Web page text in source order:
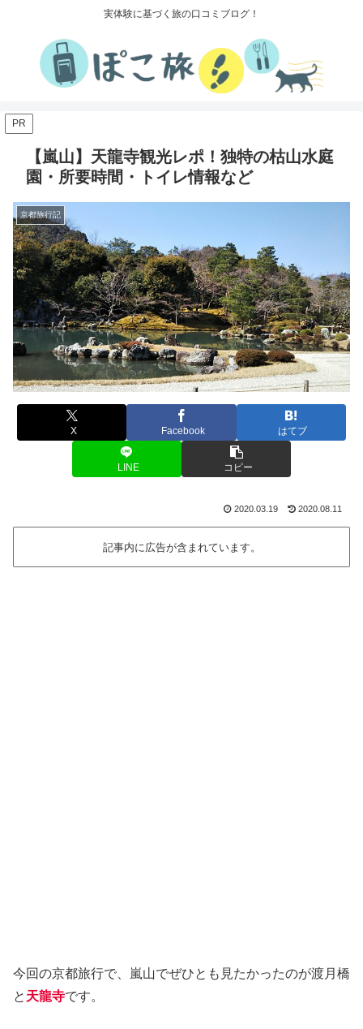
実体験に基づく旅の口コミブログ！
PR
【嵐山】天龍寺観光レポ！独特の枯山水庭
園・所要時間・トイレ情報など
京都旅行記
X Facebook はてブ
LINE コピー
2020.03.19 2020.08.11
記事内に広告が含まれています。
今回の京都旅行で、嵐山でぜひとも見たかったのが渡月橋
と 天龍寺です。